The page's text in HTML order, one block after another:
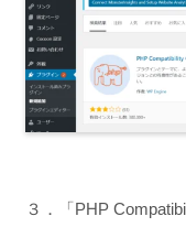
３．「PHP